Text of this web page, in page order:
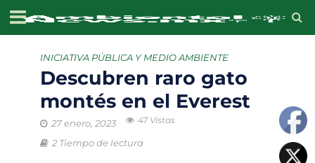
INICIATIVA PÚBLICA Y MEDIO AMBIENTE
Descubren raro gato
montés en el Everest
27 enero, 2023 47 Vistas
2 Tiempo de lectura